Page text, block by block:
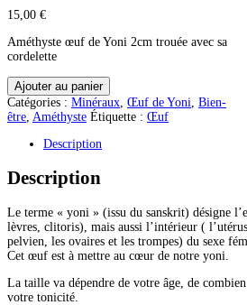
15,00 €
Améthyste œuf de Yoni 2cm trouée avec sa
cordelette
quantité
de
Améthyste
œuf
(petit)
Ajouter au panier
Catégories : Minéraux Œuf de Yoni Bien-
être Améthyste Étiquette : Œuf
Description
Description
Le terme « yoni » (issu du sanskrit) désigne
lèvres, clitoris), mais aussi l’intérieur (
pelvien, les ovaires et les trompes) du sexe
Cet œuf est à mettre au cœur de notre yoni.
La taille va dépendre de votre âge, de
votre tonicité.